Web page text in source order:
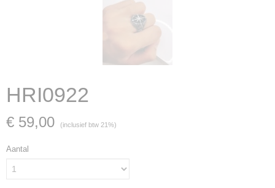
HRI0922
€ 59,00 (inclusief btw 21%)
Aantal